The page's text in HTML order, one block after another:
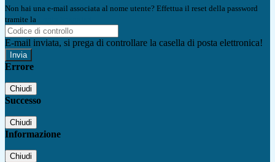
Non hai una e-mail associata al nome utente? Effettua il reset della password
tramite la
E-mail inviata, si prega di controllare la casella di posta elettronica!
Errore
Chiudi
Successo
Chiudi
Informazione
Chiudi